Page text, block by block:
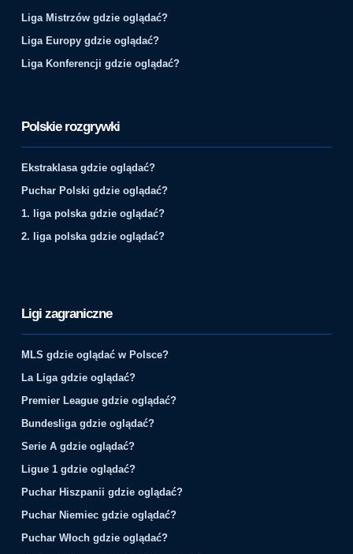
Liga Mistrzów gdzie oglądać?
Liga Europy gdzie oglądać?
Liga Konferencji gdzie oglądać?
Polskie rozgrywki
Ekstraklasa gdzie oglądać?
Puchar Polski gdzie oglądać?
1. liga polska gdzie oglądać?
2. liga polska gdzie oglądać?
Ligi zagraniczne
MLS gdzie oglądać w Polsce?
La Liga gdzie oglądać?
Premier League gdzie oglądać?
Bundesliga gdzie oglądać?
Serie A gdzie oglądać?
Ligue 1 gdzie oglądać?
Puchar Hiszpanii gdzie oglądać?
Puchar Niemiec gdzie oglądać?
Puchar Włoch gdzie oglądać?